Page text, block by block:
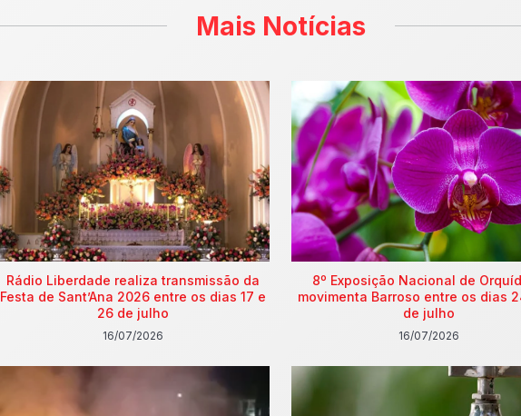
Mais Notícias
Rádio Liberdade realiza transmissão da
Festa de Sant’Ana 2026 entre os dias 17 e
26 de julho
16/07/2026
8º Exposição Nacional de
movimenta Barroso entre os dias
de julho
16/07/2026